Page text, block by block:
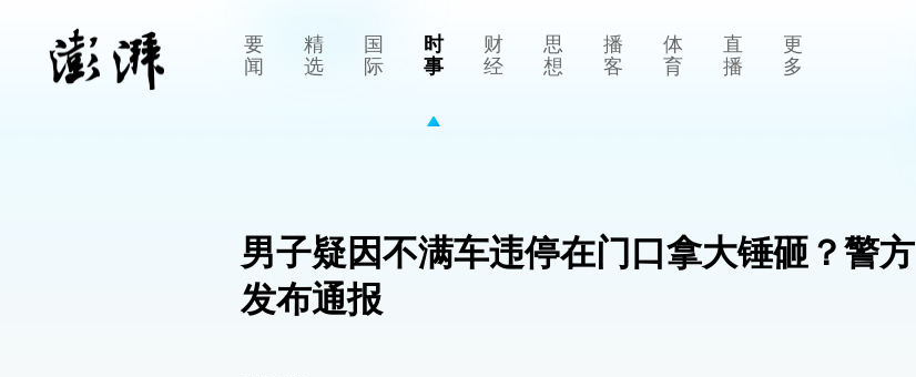
要
闻
精
选
国
际
时
事
财
经
思
想
播
客
体
育
直
播
更
多
男子疑因不满车违停在门口拿大锤砸？警方
发布通报 ​​​​